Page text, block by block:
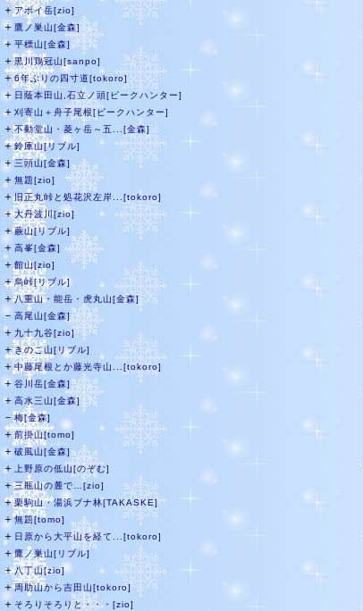
＋アポイ岳[zio]
＋ 鷹ノ巣山[金森]
＋ 平標山[金森]
＋黒川鶏冠山[sanpo]
＋6年ぶりの四寸道[tokoro]
＋ 日蔭本田山,石立ノ頭[ピークハンター]
＋ 刈寄山＋舟子尾根[ピークハンター]
＋不動堂山・菱ヶ岳～五...[金森]
＋鈴庫山[リブル]
＋三頭山[金森]
＋ 無題[zio]
＋旧正丸峠と処花沢左岸...[tokoro]
＋大丹波川[zio]
＋蕨山[リブル]
＋ 高峯[金森]
＋ 館山[zio]
＋烏峠[リブル]
＋八重山・能岳・虎丸山[金森]
－ 高尾山[金森]
＋ 九十九谷[zio]
＋きのこ山[リブル]
＋中藤尾根とか藤光寺山...[tokoro]
＋ 谷川岳[金森]
＋ 高水三山[金森]
－梅[金森]
＋前掛山[tomo]
＋ 破風山[金森]
＋ 上野原の低山[のぞむ]
＋三瓶山の麓で…[zio]
＋栗駒山・湯浜ブナ林[TAKASKE]
＋無題[tomo]
＋ 日原から大平山を経て...[tokoro]
＋鷹ノ巣山[リブル]
＋八丁山[zio]
＋周助山から吉田山[tokoro]
＋ そろりそろりと・・・[zio]